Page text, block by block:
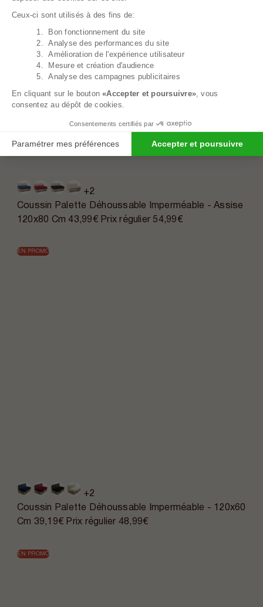
+2
Coussin Palette Déhoussable Imperméable - Assise
120x80 Cm43,99€ Prix régulier 54,99€
EN PROMO
+2
Coussin Palette Déhoussable Imperméable - 120x60
Cm 39,19€ Prix régulier 48,99€
EN PROMO
Ceux-ci sont utilisés à des fins de:
1. Bon fonctionnement du site
2. Analyse des performances du site
3. Amélioration de l'expérience utilisateur
4. Mesure et création d'audience
5. Analyse des campagnes publicitaires
En cliquant sur le bouton«Accepter et poursuivre» , vous
consentez au dépôt de cookies.
Consentements certifiés par
Paramétrer mes préférences Accepter et poursuivre
Axeptio consent